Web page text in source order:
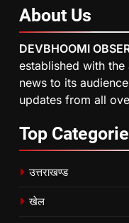
About Us
DEVBHOOMI
established with
news to its
updates from all
Top
उत्तराखण्ड
खेल